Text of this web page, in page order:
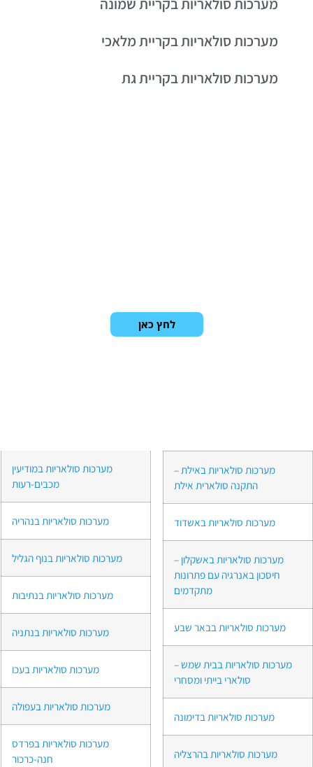
מערכות סולאריות בקריית שמונה
מערכות סולאריות בקריית מלאכי
מערכות סולאריות בקריית גת
לחץ כאן
מערכות סולאריות באילת –
התקנה סולארית אילת
מערכות סולאריות באשדוד
מערכות סולאריות באשקלון –
חיסכון באנרגיה עם פתרונות
מתקדמים
מערכות סולאריות בבאר שבע
מערכות סולאריות בבית שמש –
סולארי בייתי ומסחרי
מערכות סולאריות בדימונה
מערכות סולאריות בהרצליה
מערכות סולאריות במודיעין
מכבים-רעות
מערכות סולאריות בנהריה
מערכות סולאריות בנוף הגליל
מערכות סולאריות בנתיבות
מערכות סולאריות בנתניה
מערכות סולאריות בעכו
מערכות סולאריות בעפולה
מערכות סולאריות בפרדס
חנה-כרכור